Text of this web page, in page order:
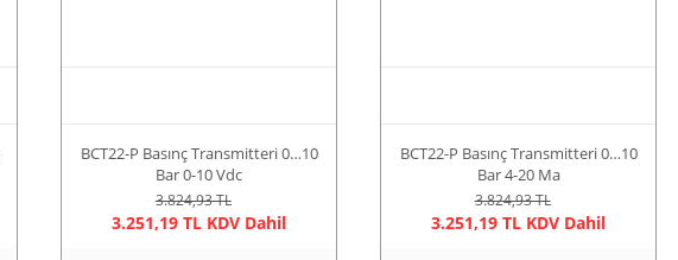
BCT22-P Basınç Transmitteri 0…10
Bar 0-10 Vdc
3.824,93 TL
3.251,19 TL KDV Dahil
BCT22-P Basınç Transmitteri 0…10
Bar 4-20 Ma
3.824,93 TL
3.251,19 TL KDV Dahil